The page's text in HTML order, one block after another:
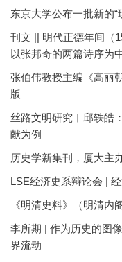
东京大学公布一批新的“
刊文 || 明代正德年间
以张邦奇的两篇诗序为
张伯伟教授主编《高丽
版
丝路文明研究︱邱轶皓
献为例
历史学新集刊，厦大
LSE经济史系辩论会 |
《明清史料》（明清内
李所期 | 作为历史的图
界流动